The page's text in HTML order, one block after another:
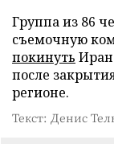
Группа из 86
съемочную
покинуть Иран
после
регионе.
Текст: Денис